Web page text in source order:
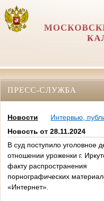
ПРЕСС-СЛУЖБА
Новости
Интервью,
Новость от 28.11.2024
В суд поступило уголовное
отношении уроженки г.
факту распространения
порнографических
«Интернет».